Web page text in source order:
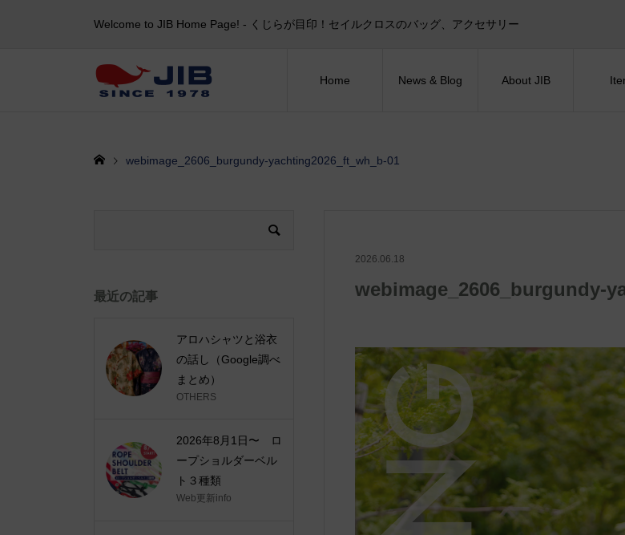
Welcome to JIB Home Page! ‐ くじらが目印！セイルクロスのバッグ、アクセサリー
Home News & Blog About JIB
webimage_2606_burgundy-yachting2026_ft_wh_b-01
2026.06.18
webimage_2606_burgundy-
最近の記事
アロハシャツと浴衣
の話し（Google調べ
まとめ）
OTHERS
2026年8月1日〜 ロ
ープショルダーベル
ト３種類
Web更新info